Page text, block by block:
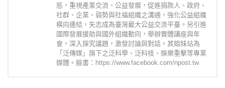
態，重視產業交流、公益發展，促進捐款人、政府、
社群、企業、弱勢與社福組織之溝通，強化公益組織
橫向連結，矢志成為臺灣最大公益交流平臺。另引進
國際發展援助與國外組織動向，舉辦實體講座與年
會，深入探究議題，激發討論與對話。其姐妹站為
「泛傳媒」旗下之泛科學、泛科技、娛樂重擊等專業
媒體。臉書：https://www.facebook.com/npost.tw